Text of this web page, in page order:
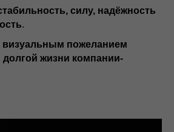
силу, надёжность
.
визуальным пожеланием
жизни компании-